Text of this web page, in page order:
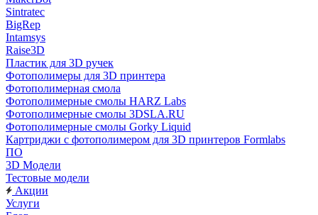
Sintratec
BigRep
Intamsys
Raise3D
Пластик для 3D ручек
Фотополимеры для 3D принтера
Фотополимерная смола
Фотополимерные смолы HARZ Labs
Фотополимерные смолы 3DSLA.RU
Фотополимерные смолы Gorky Liquid
Картриджи с фотополимером для 3D принтеров Formlabs
ПО
3D Модели
Тестовые модели
Акции
Услуги